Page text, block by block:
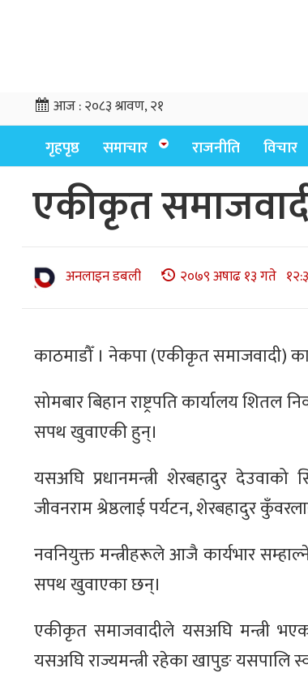
आज :२०८३ श्रावण, २१
गृहपृष्ठ समाचार राजनीति विचार
एकीकृत
अनलाइन डबली २०७९ अषाढ १३ गते
काठमाडौँ । नेकपा (एकीकृत समाजवादी)
सोमबार बिहान राष्ट्रपति कार्यालय शितल
सपथ खुवाएकी हुन्।
यसअघि प्रधानमन्त्री शेरबहादुर देउवाको
जीवनराम श्रेष्ठलाई पर्यटन, शेरबहादुर
नवनियुक्त मन्त्रीहरूले आजै कार्यभार
सपथ खुवाएका छन्।
एकीकृत समाजवादीले यसअघि मन्त्री
यसअघि राज्यमन्त्री रहेका खापुङ यसपालि